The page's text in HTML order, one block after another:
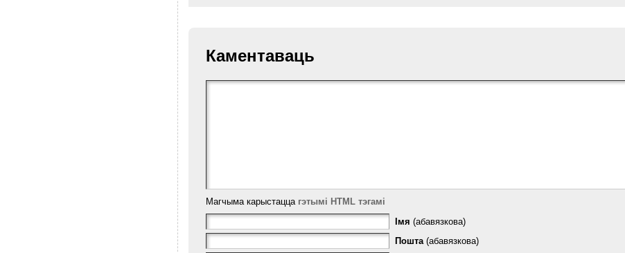
Каментаваць
Магчыма карыстацца гэтымі HTML тэгамі
Імя (абавязкова)
Пошта(абавязкова)